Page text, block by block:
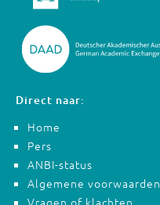
Direct naar:
Home
Pers
ANBI-status
Algemene voorwaarden
Vragen of klachten